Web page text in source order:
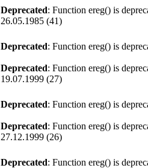
Deprecated: Function ereg() is
26.05.1985 (41)
Deprecated: Function ereg() is
Deprecated: Function ereg() is
19.07.1999 (27)
Deprecated: Function ereg() is
Deprecated: Function ereg() is
27.12.1999 (26)
Deprecated: Function ereg() is